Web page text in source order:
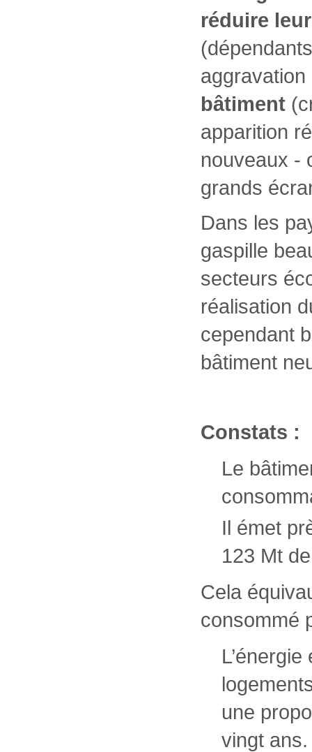
réduire
bâtiment
apparition
nouveaux -
grands
Dans les
gaspille
secteurs
réalisation
cependant
bâtiment
Constats :
Le
Il émet
123 Mt
Cela
consommé
une
vingt ans.